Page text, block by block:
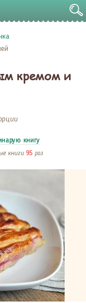
кремом и
книгу
книги 95 раз